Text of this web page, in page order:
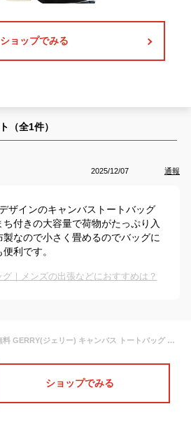
ショップでみる
（全1件）
2025/12/07 通報
ザインのキャンバストートバッグ
付きの大容量で荷物がたっぷり入
なので小さく畳めるのでバッグに
利です。
｜メンズの出張などにおすすめは？
送料無料 GERRY(ジェリー) キャンバス トートバッグ メンズ レディース ロゴ プリント キャンバストート 帆布 綿100% 厚手 シンプル ビッグトートバッグ エコバッグ 通勤 通学 マザーズバッグ 軽量 軽い 大容量 肩掛け 男女兼用 ユニセックス かばん アウトドア ワークマン
ショップでみる